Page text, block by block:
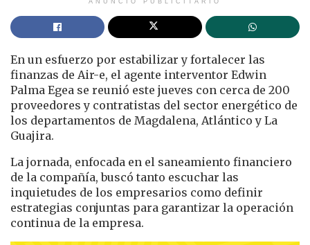
ANUNCIO PUBLICITARIO
En un esfuerzo por estabilizar y fortalecer las
finanzas de Air-e, el agente interventor Edwin
Palma Egea se reunió este jueves con cerca de 200
proveedores y contratistas del sector energético de
los departamentos de Magdalena, Atlántico y La
Guajira.
La jornada, enfocada en el saneamiento financiero
de la compañía, buscó tanto escuchar las
inquietudes de los empresarios como definir
estrategias conjuntas para garantizar la operación
continua de la empresa.